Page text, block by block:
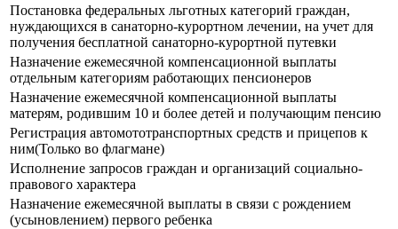
Постановка федеральных льготных категорий граждан,
нуждающихся в санаторно-курортном лечении, на учет для
получения бесплатной санаторно-курортной путевки
Назначение ежемесячной компенсационной выплаты
отдельным категориям работающих пенсионеров
Назначение ежемесячной компенсационной выплаты
матерям, родившим 10 и более детей и получающим пенсию
Регистрация автомототранспортных средств и прицепов к
ним(Только во флагмане)
Исполнение запросов граждан и организаций социально-
правового характера
Назначение ежемесячной выплаты в связи с рождением
(усыновлением) первого ребенка